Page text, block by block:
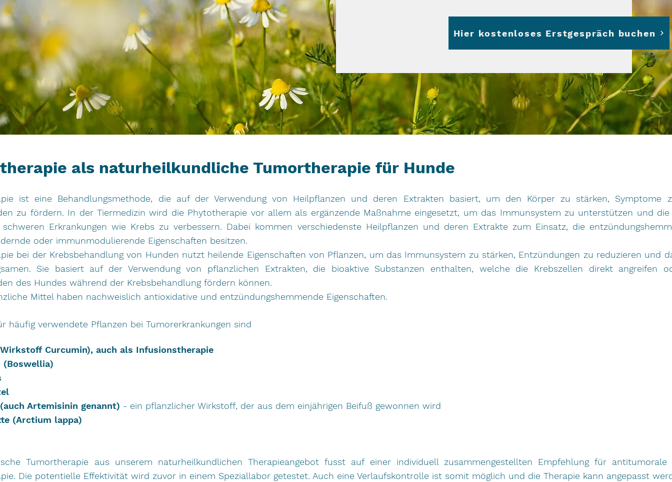
Hier kostenloses Erstgespräch buchen
als naturheilkundliche Tumortherapie für Hunde
ist eine Behandlungsmethode, die auf der Verwendung von Heilpflanzen und deren Extrakten basiert, um den Körper zu stärken, Symptome
zu fördern. In der Tiermedizin wird die Phytotherapie vor allem als ergänzende Maßnahme eingesetzt, um das Immunsystem zu unterstützen und
Erkrankungen wie Krebs zu verbessern. Dabei kommen verschiedenste Heilpflanzen und deren Extrakte zum Einsatz, die
oder immunmodulierende Eigenschaften besitzen.
bei der Krebsbehandlung von Hunden nutzt heilende Eigenschaften von Pflanzen, um das Immunsystem zu stärken, Entzündungen zu reduzieren und
Sie basiert auf der Verwendung von pflanzlichen Extrakten, die bioaktive Substanzen enthalten, welche die Krebszellen direkt angreifen
des Hundes während der Krebsbehandlung fördern können.
Mittel haben nachweislich antioxidative und entzündungshemmende Eigenschaften.
häufig verwendete Pflanzen bei Tumorerkrankungen sind
Curcumin), auch als Infusionstherapie
(Boswellia)
Artemisinin genannt) - ein pflanzlicher Wirkstoff, der aus dem einjährigen Beifuß gewonnen wird
(Arctium lappa)
Tumortherapie aus unserem naturheilkundlichen Therapieangebot fusst auf einer individuell zusammengestellten Empfehlung für
Die potentielle Effektivität wird zuvor in einem Speziallabor getestet. Auch eine Verlaufskontrolle ist somit möglich und die Therapie kann angepasst